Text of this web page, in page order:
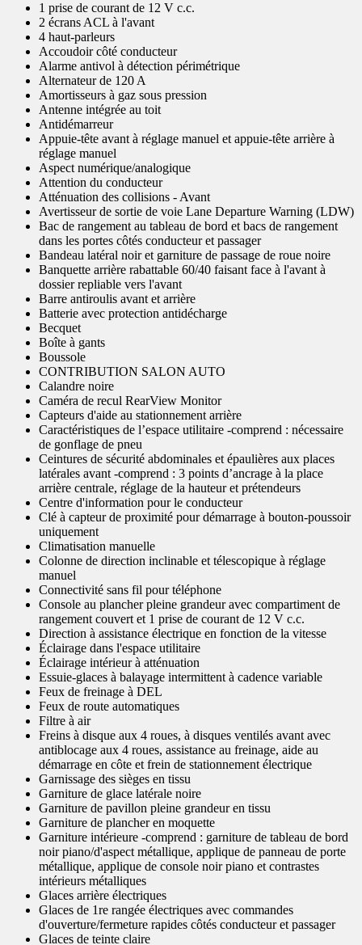
1 prise de courant de 12 V c.c.
2 écrans ACL à l'avant
4 haut-parleurs
Accoudoir côté conducteur
Alarme antivol à détection périmétrique
Alternateur de 120 A
Amortisseurs à gaz sous pression
Antenne intégrée au toit
Antidémarreur
Appuie-tête avant à réglage manuel et appuie-tête arrière à
réglage manuel
Aspect numérique/analogique
Attention du conducteur
Atténuation des collisions - Avant
Avertisseur de sortie de voie Lane Departure Warning (LDW)
Bac de rangement au tableau de bord et bacs de rangement
dans les portes côtés conducteur et passager
Bandeau latéral noir et garniture de passage de roue noire
Banquette arrière rabattable 60/40 faisant face à l'avant à
dossier repliable vers l'avant
Barre antiroulis avant et arrière
Batterie avec protection antidécharge
Becquet
Boîte à gants
Boussole
CONTRIBUTION SALON AUTO
Calandre noire
Caméra de recul RearView Monitor
Capteurs d'aide au stationnement arrière
Caractéristiques de l’espace utilitaire -comprend : nécessaire
de gonflage de pneu
Ceintures de sécurité abdominales et épaulières aux places
latérales avant -comprend : 3 points d’ancrage à la place
arrière centrale, réglage de la hauteur et prétendeurs
Centre d'information pour le conducteur
Clé à capteur de proximité pour démarrage à bouton-poussoir
uniquement
Climatisation manuelle
Colonne de direction inclinable et télescopique à réglage
manuel
Connectivité sans fil pour téléphone
Console au plancher pleine grandeur avec compartiment de
rangement couvert et 1 prise de courant de 12 V c.c.
Direction à assistance électrique en fonction de la vitesse
Éclairage dans l'espace utilitaire
Éclairage intérieur à atténuation
Essuie-glaces à balayage intermittent à cadence variable
Feux de freinage à DEL
Feux de route automatiques
Filtre à air
Freins à disque aux 4 roues, à disques ventilés avant avec
antiblocage aux 4 roues, assistance au freinage, aide au
démarrage en côte et frein de stationnement électrique
Garnissage des sièges en tissu
Garniture de glace latérale noire
Garniture de pavillon pleine grandeur en tissu
Garniture de plancher en moquette
Garniture intérieure -comprend : garniture de tableau de bord
noir piano/d'aspect métallique, applique de panneau de porte
métallique, applique de console noir piano et contrastes
intérieurs métalliques
Glaces arrière électriques
Glaces de 1re rangée électriques avec commandes
d'ouverture/fermeture rapides côtés conducteur et passager
Glaces de teinte claire